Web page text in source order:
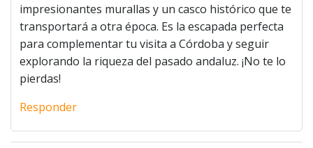
impresionantes murallas y un casco histórico que te
transportará a otra época. Es la escapada perfecta
para complementar tu visita a Córdoba y seguir
explorando la riqueza del pasado andaluz. ¡No te lo
pierdas!
Responder